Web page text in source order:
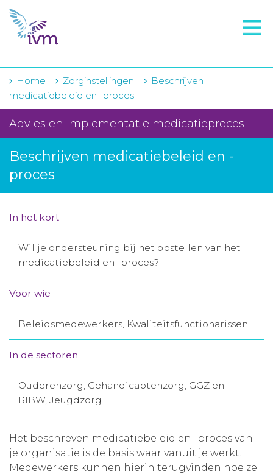
VMI
FTO voorbereiding
IVM-academie
Zorginstellingen
Voorschrijfgedrag
Projecten
Over IVM
Winkelwagentje
Aanmelden nieuwsbrief
Inloggen
Home Zorginstellingen
Beschrijven
medicatiebeleid en -proces
Advies en implementatie medicatieproces
Beschrijven medicatiebeleid en -
proces
In het kort
Wil je ondersteuning bij het opstellen van het
medicatiebeleid en -proces?
Voor wie
Beleidsmedewerkers, Kwaliteitsfunctionarissen
In de sectoren
Ouderenzorg, Gehandicaptenzorg, GGZ en
RIBW, Jeugdzorg
Het beschreven medicatiebeleid en -proces van
je organisatie is de basis waar vanuit je werkt.
Medewerkers kunnen hierin terugvinden hoe ze